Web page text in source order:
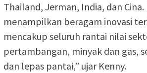
Thailand, Jerman, India, dan Cina.
menampilkan beragam inovasi
mencakup seluruh rantai nilai
pertambangan, minyak dan gas,
dan lepas pantai,” ujar Kenny.